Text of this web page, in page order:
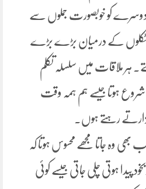
دوسرے کو خوبصورت جملوں سے
چٹکلوں کے درمیان بڑے بڑے
ہر ملاقات میں سلسلہ تکلم
شروع ہوتا جیسے ہم ہمہ وقت
رہتے ہوں۔
وہ جاتا مجھے محسوس ہوتا کہ
پیدا ہوتی چلی جاتی جیسے کوئی